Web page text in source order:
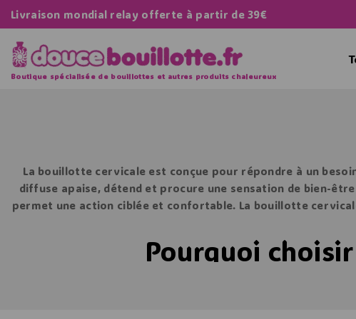
Livraison mondial relay offerte à partir de 39€
Boutique spécialisée de bouillottes et autres produits chaleureux
La bouillotte cervicale est conçue pour répondre à un
diffuse apaise, détend et procure une sensation de bien-
permet une action ciblée et confortable. La bouillotte
Pourquoi
Les douleurs cervicales sont fréquentes et souvent liées à